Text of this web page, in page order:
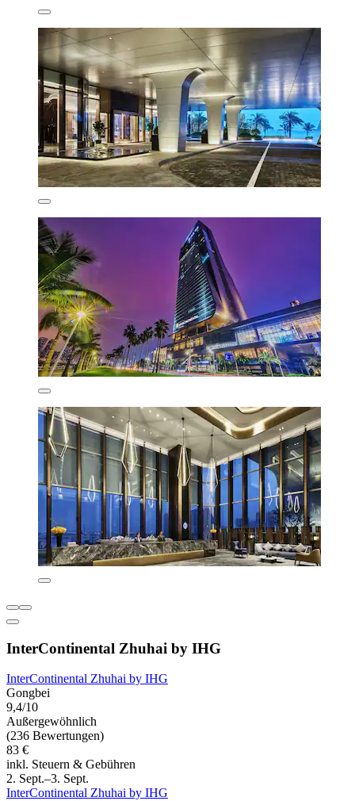
InterContinental Zhuhai by IHG
InterContinental Zhuhai by IHG
Gongbei
9,4/10
Außergewöhnlich
(236 Bewertungen)
83 €
inkl. Steuern & Gebühren
2. Sept.–3. Sept.
InterContinental Zhuhai by IHG